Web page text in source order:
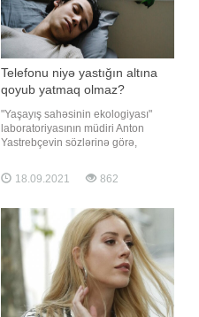
Telefonu niyə yastığın altına
qoyub yatmaq olmaz?
"Yaşayış sahəsinin ekologiyası"
laboratoriyasının müdiri Anton
Yastrebçevin sözlərinə görə,
yatmaq olmaz. -a istinadən xəbər
verir ki, ekspert səbəb kimi
bəzən artdığını bildirib. "Nəzərə
almaq lazımdır ki, telefonları
18.09.2021 862